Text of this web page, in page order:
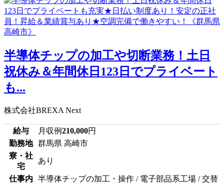
半導体チップの加工や切断業務！土日
祝休み＆年間休日123日でプライベート
も...
株式会社BREXA Next
給与 月収例210,000円
勤務地
群馬県 高崎市
寮・社
宅
あり
仕事内
半導体チップの加工・操作 / 電子部品系工場 / 交替